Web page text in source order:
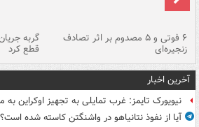
۶ فوتی و ۵ مصدوم بر اثر تصادف
زنجیره‌ای
گربه
قطع کرد
آخرین اخبار
نیویورک تایمز: غرب تمایلی به تجهیز اوکراین
آیا از نفوذ نتانیاهو در واشنگتن کاسته شده است؟